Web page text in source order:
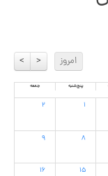
< > امروز
جمعه پنج‌شنبه
۲ ۱
۹ ۸
۱۶ ۱۵